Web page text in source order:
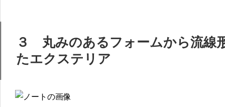
３ 丸みのあるフォームから流線
たエクステリア